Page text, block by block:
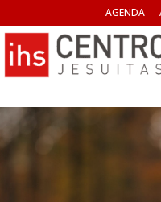
AGENDA